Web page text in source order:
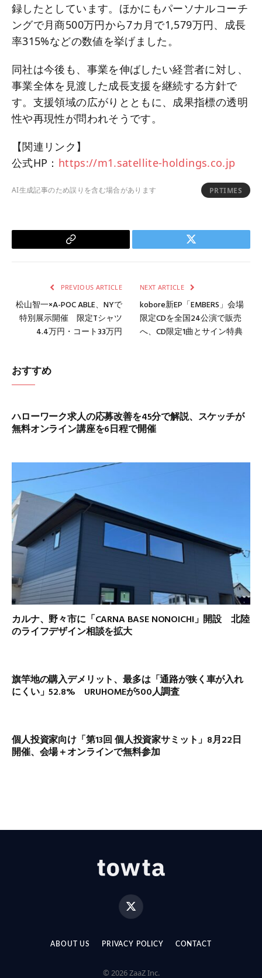
録したとしています。ほかにもパーソナルコーチ
ングで月商500万円から7カ月で1,579万円、成長
率315%などの数値を挙げました。
同社は今後も、事業を伸ばしたい経営者に対し、
事業全体を見渡した成長支援を継続する方針で
す。支援領域の広がりとともに、成果指標の透明
性や再現性が問われそうです。
【関連リンク】
公式HP： https://m1.satellite-holdings.co.jp
AI生成記事のため誤りを含む場合があります PRTIMES
Copy
Twitter
PREVIOUS ARTICLE
松山智一×A-POC ABLE、NYで
特別展示開催 限定Tシャツ
4.4万円・コート33万円
NEXT ARTICLE
kobore新EP「EMBERS」会場
限定CDを全国24公演で販売
へ、CD限定1曲とサイン特典
おすすめ
ハローワーク求人の応募改善を45分で解説、スケッチが
無料オンライン講座を6日程で開催
カルナ、野々市に「CARNA BASE NONOICHI」開設 北陸
のライフデザイン相談を拡大
旗竿地の購入デメリット、最多は「通路が狭く車が入れ
にくい」52.8% URUHOMEが500人調査
個人投資家向け「第13回 個人投資家サミット」8月22日
開催、会場＋オンラインで無料参加
X
(Twitter)
ABOUT US PRIVACY POLICY CONTACT
© 2026 ZaaZ Inc.